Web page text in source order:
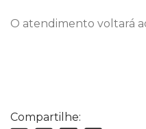
O atendimento voltará
Compartilhe: